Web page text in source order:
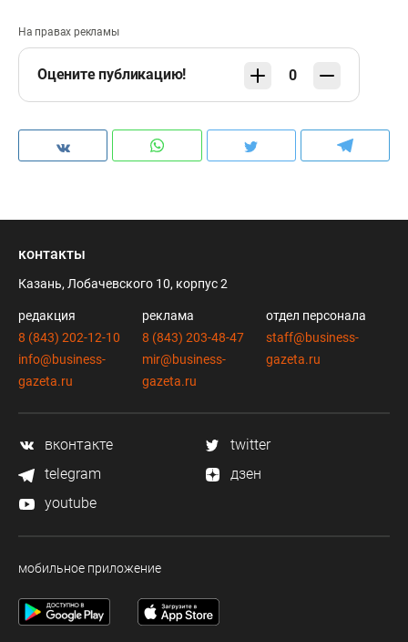
На правах рекламы
Оцените публикацию! 0
контакты
Казань, Лобачевского 10, корпус 2
редакция
8 (843) 202-12-10
info@business-
gazeta.ru
реклама
8 (843) 203-48-47
mir@business-
gazeta.ru
отдел персонала
staff@business-
gazeta.ru
вконтакте
twitter
telegram
дзен
youtube
мобильное приложение